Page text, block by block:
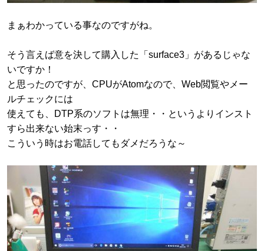
まぁわかっている事なのですがね。
そう言えば意を決して購入した「surface3」があるじゃな
いですか！
と思ったのですが、CPUがAtomなので、Web閲覧やメー
ルチェックには
使えても、DTP系のソフトは無理・・というよりインスト
すら出来ない始末っす・・
こういう時はお電話してもダメだろうな～